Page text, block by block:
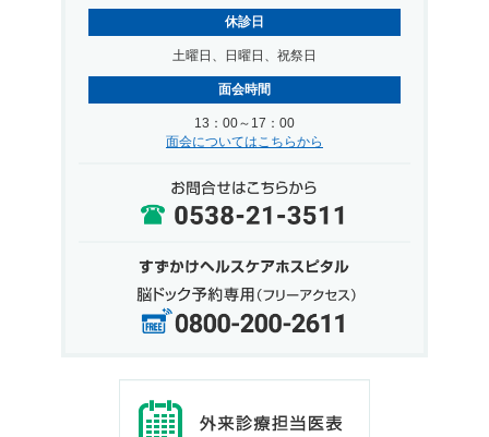
休診日
土曜日、日曜日、祝祭日
面会時間
13：00～17：00
面会についてはこちらから